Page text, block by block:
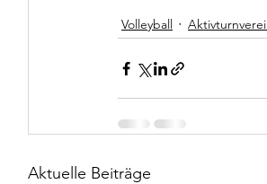
Volleyball
Aktuelle Beiträge